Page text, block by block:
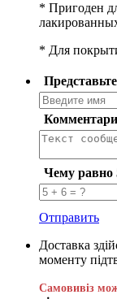
* Пригоден
* Для
Чему равно
Отправить
Доставка
моменту
Самовивіз